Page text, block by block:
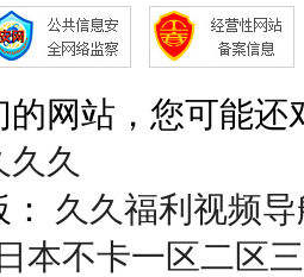
的网站，您可能还
久
久久福利视频
日本不卡一区二区